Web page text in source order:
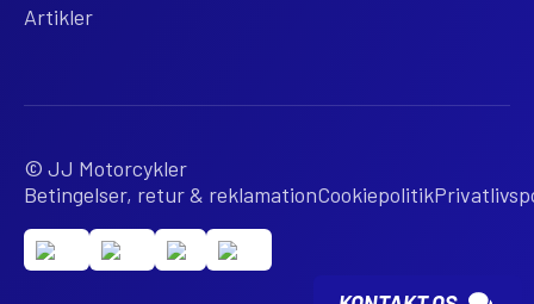
Artikler
© JJ Motorcykler
Betingelser, retur & reklamationCookiepolitik